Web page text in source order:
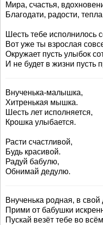
Мира, счастья,
Благодати, радости,
Шесть тебе исполнилось
Вот уже ты взрослая
Окружает пусть улыбок
И не будет в жизни пусть
Внученька-малышка,
Хитренькая мышка.
Шесть лет исполняется,
Крошка улыбается.
Расти счастливой,
Будь красивой.
Радуй бабулю,
Обнимай дедулю.
Внученька родная, в
Прими от бабушки
Пускай везёт тебе во